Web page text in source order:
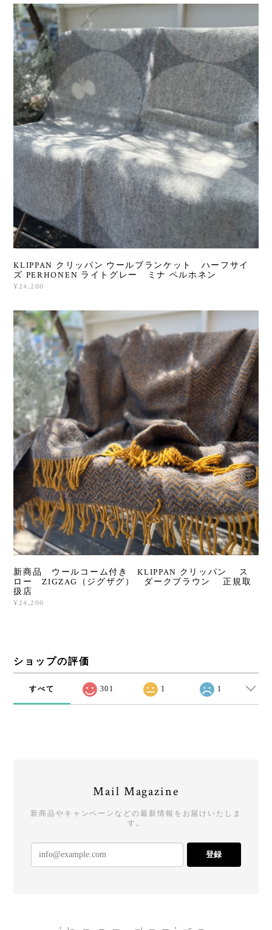
KLIPPAN クリッパン ウールブランケット ハーフサイ
ズ PERHONEN ライトグレー ミナ ペルホネン
¥24,200
新商品 ウールコーム付き KLIPPAN クリッパン ス
ロー ZIGZAG（ジグザグ） ダークブラウン 正規取
扱店
¥24,200
ショップの評価
すべて 301 1 1
Mail Magazine
新商品やキャンペーンなどの最新情報をお届けいたしま
す。
登録